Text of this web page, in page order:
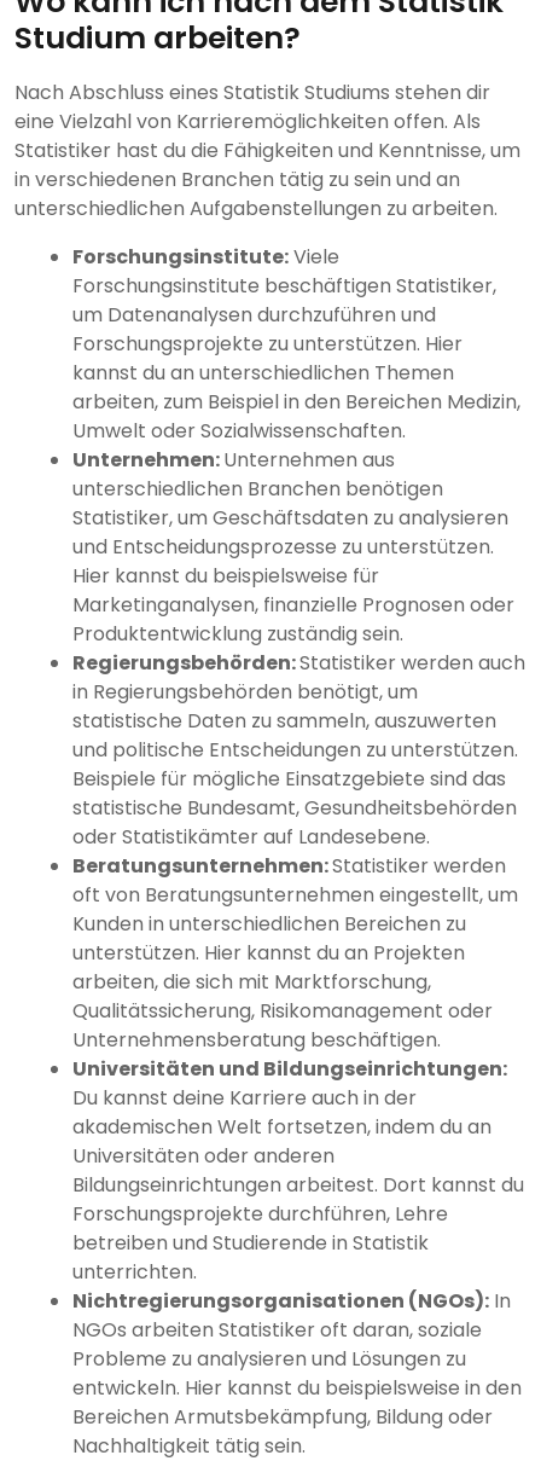
Studium arbeiten?
Nach Abschluss eines Statistik Studiums stehen dir
eine Vielzahl von Karrieremöglichkeiten offen. Als
Statistiker hast du die Fähigkeiten und Kenntnisse, um
in verschiedenen Branchen tätig zu sein und an
unterschiedlichen Aufgabenstellungen zu arbeiten.
Forschungsinstitute:Viele
Forschungsinstitute beschäftigen Statistiker,
um Datenanalysen durchzuführen und
Forschungsprojekte zu unterstützen. Hier
kannst du an unterschiedlichen Themen
arbeiten, zum Beispiel in den Bereichen Medizin,
Umwelt oder Sozialwissenschaften.
Unternehmen:Unternehmen aus
unterschiedlichen Branchen benötigen
Statistiker, um Geschäftsdaten zu analysieren
und Entscheidungsprozesse zu unterstützen.
Hier kannst du beispielsweise für
Marketinganalysen, finanzielle Prognosen oder
Produktentwicklung zuständig sein.
Regierungsbehörden:Statistiker werden auch
in Regierungsbehörden benötigt, um
statistische Daten zu sammeln, auszuwerten
und politische Entscheidungen zu unterstützen.
Beispiele für mögliche Einsatzgebiete sind das
statistische Bundesamt, Gesundheitsbehörden
oder Statistikämter auf Landesebene.
Beratungsunternehmen:Statistiker werden
oft von Beratungsunternehmen eingestellt, um
Kunden in unterschiedlichen Bereichen zu
unterstützen. Hier kannst du an Projekten
arbeiten, die sich mit Marktforschung,
Qualitätssicherung, Risikomanagement oder
Unternehmensberatung beschäftigen.
Universitäten und Bildungseinrichtungen:
Du kannst deine Karriere auch in der
akademischen Welt fortsetzen, indem du an
Universitäten oder anderen
Bildungseinrichtungen arbeitest. Dort kannst du
Forschungsprojekte durchführen, Lehre
betreiben und Studierende in Statistik
unterrichten.
Nichtregierungsorganisationen (NGOs): In
NGOs arbeiten Statistiker oft daran, soziale
Probleme zu analysieren und Lösungen zu
entwickeln. Hier kannst du beispielsweise in den
Bereichen Armutsbekämpfung, Bildung oder
Nachhaltigkeit tätig sein.